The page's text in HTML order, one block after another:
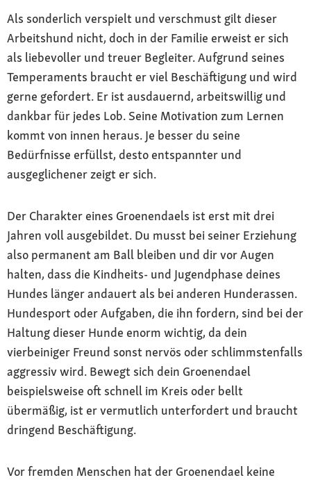
Als sonderlich verspielt und verschmust gilt dieser
Arbeitshund nicht, doch in der Familie erweist er sich
als liebevoller und treuer Begleiter. Aufgrund seines
Temperaments braucht er viel Beschäftigung und wird
gerne gefordert. Er ist ausdauernd, arbeitswillig und
dankbar für jedes Lob. Seine Motivation zum Lernen
kommt von innen heraus. Je besser du seine
Bedürfnisse erfüllst, desto entspannter und
ausgeglichener zeigt er sich.
Der Charakter eines Groenendaels ist erst mit drei
Jahren voll ausgebildet. Du musst bei seiner Erziehung
also permanent am Ball bleiben und dir vor Augen
halten, dass die Kindheits- und Jugendphase deines
Hundes länger andauert als bei anderen Hunderassen.
Hundesport oder Aufgaben, die ihn fordern, sind bei der
Haltung dieser Hunde enorm wichtig, da dein
vierbeiniger Freund sonst nervös oder schlimmstenfalls
aggressiv wird. Bewegt sich dein Groenendael
beispielsweise oft schnell im Kreis oder bellt
übermäßig, ist er vermutlich unterfordert und braucht
dringend Beschäftigung.
Vor fremden Menschen hat der Groenendael keine